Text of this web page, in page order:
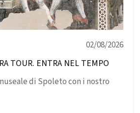
02/08/2026
TOUR. ENTRA NEL TEMPO
di Spoleto con i nostro